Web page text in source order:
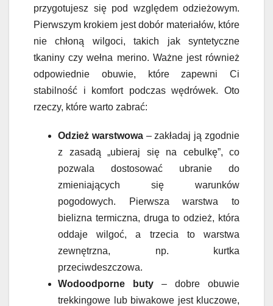
przygotujesz się pod względem odzieżowym.
Pierwszym krokiem jest dobór materiałów, które
nie chłoną wilgoci, takich jak syntetyczne
tkaniny czy wełna merino. Ważne jest również
odpowiednie obuwie, które zapewni Ci
stabilność i komfort podczas wędrówek. Oto
rzeczy, które warto zabrać:
Odzież warstwowa– zakładaj ją zgodnie
z zasadą „ubieraj się na cebulkę”, co
pozwala dostosować ubranie do
zmieniających się warunków
pogodowych. Pierwsza warstwa to
bielizna termiczna, druga to odzież, która
oddaje wilgoć, a trzecia to warstwa
zewnętrzna, np. kurtka
przeciwdeszczowa.
Wodoodporne buty – dobre obuwie
trekkingowe lub biwakowe jest kluczowe,